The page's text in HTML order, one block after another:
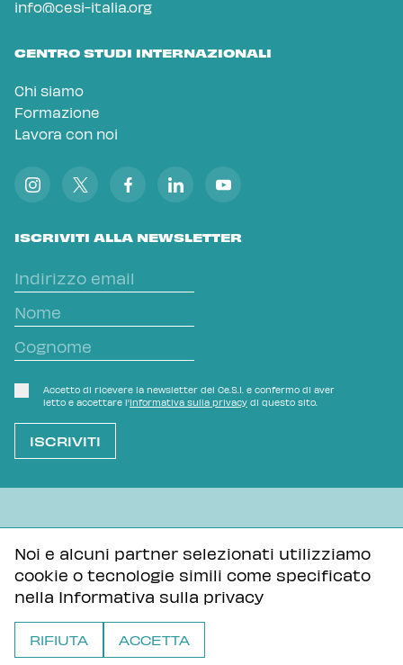
Noi e alcuni partner selezionati utilizziamo
cookie o tecnologie simili come specificato
nella Informativa sulla privacy
RIFIUTA ACCETTA
info@cesi-italia.org
CENTRO STUDI INTERNAZIONALI
Chi siamo
Formazione
Lavora con noi
ISCRIVITI ALLA NEWSLETTER
Accetto di ricevere la newsletter del Ce.S.I. e confermo di aver
letto e accettare l'Informativa sulla privacy di questo sito.
Informativa sulla privacy
Tutti i contenuti di questa pagina sono distribuiti con
licenza Creative Commons Attribuzione - Condividi allo
stesso modo 3.0 Unported